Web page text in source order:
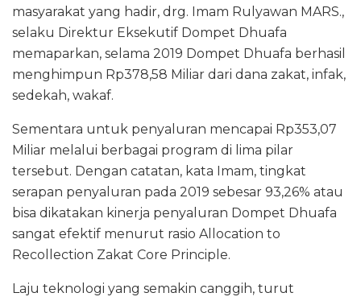
masyarakat yang hadir, drg. Imam Rulyawan MARS.,
selaku Direktur Eksekutif Dompet Dhuafa
memaparkan, selama 2019 Dompet Dhuafa berhasil
menghimpun Rp378,58 Miliar dari dana zakat, infak,
sedekah, wakaf.
Sementara untuk penyaluran mencapai Rp353,07
Miliar melalui berbagai program di lima pilar
tersebut. Dengan catatan, kata Imam, tingkat
serapan penyaluran pada 2019 sebesar 93,26% atau
bisa dikatakan kinerja penyaluran Dompet Dhuafa
sangat efektif menurut rasio Allocation to
Recollection Zakat Core Principle.
Laju teknologi yang semakin canggih, turut